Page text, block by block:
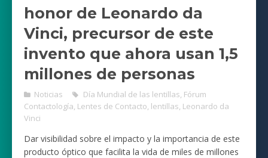
honor de Leonardo da
Vinci, precursor de este
invento que ahora usan 1,5
millones de personas
Noticias Día Mundial de las lentillas, Fórum
Contactología, Lentes de Contacto, lentillas, Leonardo da
Vinci
Dar visibilidad sobre el impacto y la importancia de este
producto óptico que facilita la vida de miles de millones